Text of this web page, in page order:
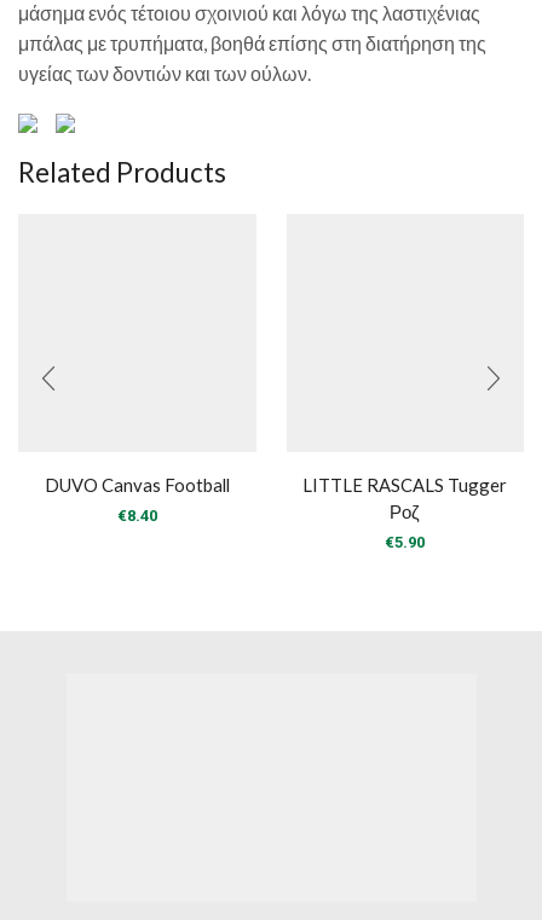
μάσημα ενός τέτοιου σχοινιού και λόγω της λαστιχένιας
μπάλας με τρυπήματα, βοηθά επίσης στη διατήρηση της
υγείας των δοντιών και των ούλων.
Related Products
DUVO Canvas Football
€8.40
LITTLE RASCALS Tugger
Ροζ
€5.90